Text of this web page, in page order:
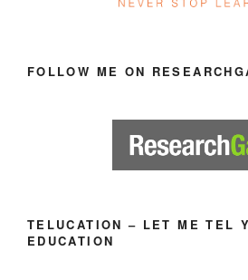
FOLLOW ME ON
TELUCATION – LET ME TEL
EDUCATION